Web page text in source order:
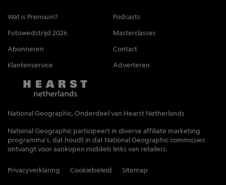
Wat is Premium?
Podcasts
Fotowedstrijd 2026
Masterclasses
Abonneren
Contact
Klantenservice
Adverteren
National Geographic, Onderdeel van Hearst Netherlands
National Geographic participeert in diverse affiliate marketing
programma's, dat houdt in dat National Geographic commissies
ontvangt voor aankopen middels links van retailers.
Privacyverklaring Cookiebeleid Sitemap